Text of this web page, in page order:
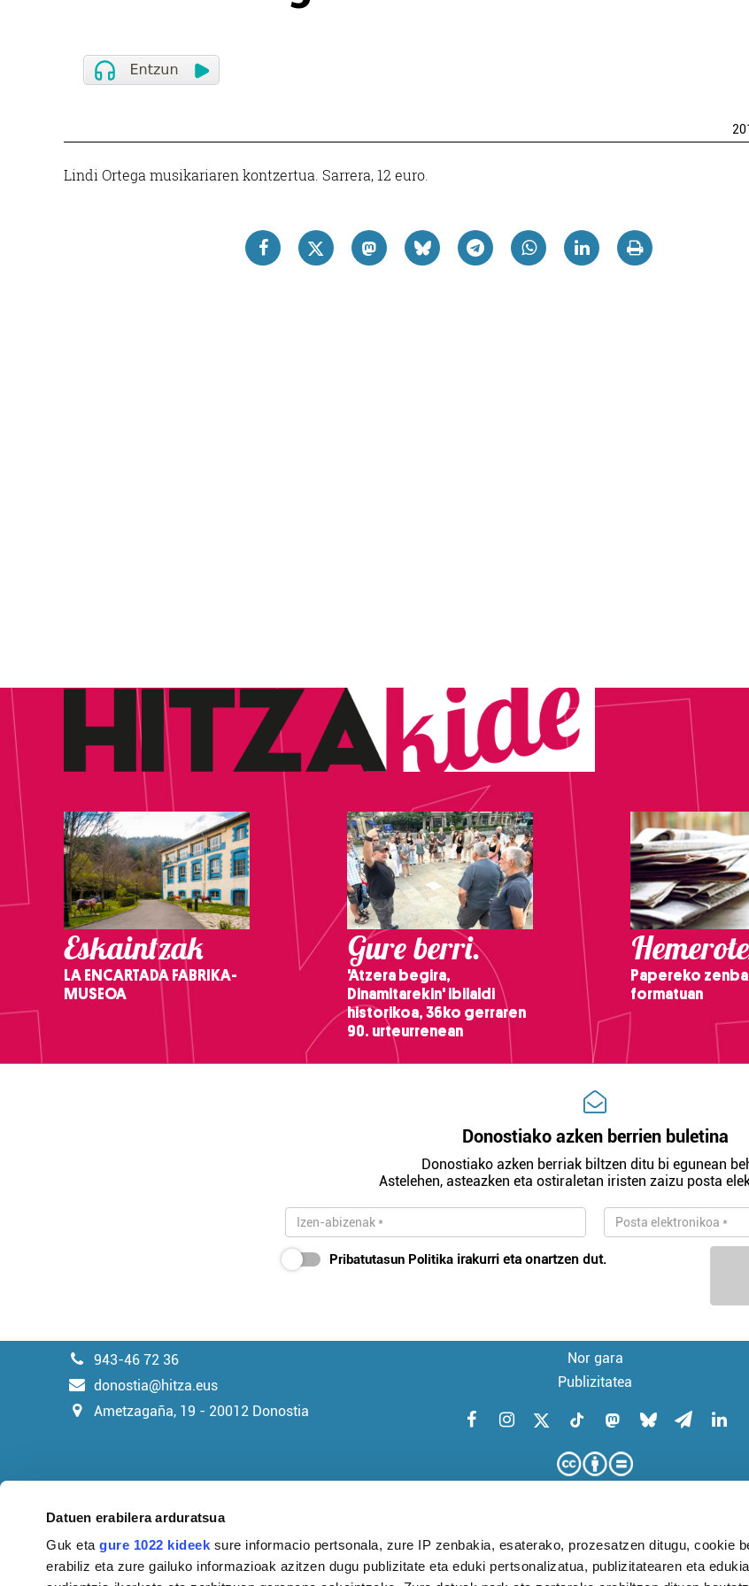
Datuen erabilera arduratsua
Guk etagure 1022 kideek sure informacio pertsonala, zure IP zenbakia, esaterako, prozesatzen ditugu, cookie
erabiliz eta zure gailuko informazioak azitzen dugu publizitate eta eduki pertsonalizatua, publizitatearen eta
Lindi Ortega musikariaren kontzertua. Sarrera, 12 euro.
Eskaintzak
LA ENCARTADA FABRIKA-
MUSEOA
Gure berri.
'Atzera begira,
Dinamitarekin' ibilaldi
historikoa, 36ko gerraren
90. urteurrenean
Papereko
formatuan
Donostiako azken berrien buletina
Donostiako azken berriak biltzen ditu bi egunean
Astelehen, asteazken eta ostiraletan iristen zaizu posta
Pribatutasun Politika irakurri eta onartzen dut.
943-46 72 36
donostia@hitza.eus
Ametzagaña, 19 - 20012 Donostia
Nor gara
Publizitatea
KUDEAKETA AURRERATUARI